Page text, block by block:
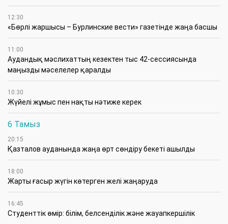
12:30
«Бөрлі жаршысы – Бурлинские вести» газетінде жаңа басшы
11:00
Аудандық мәслихаттың кезектен тыс 42-сессиясында
маңызды мәселелер қаралды
10:30
Жүйелі жұмыс пен нақты нәтиже керек
6 Тамыз
20:15
Қазталов ауданында жаңа өрт сөндіру бекеті ашылды
18:00
Жарты ғасыр жүгін көтерген желі жаңаруда
16:45
Студенттік өмір: білім, белсенділік және жауапкершілік